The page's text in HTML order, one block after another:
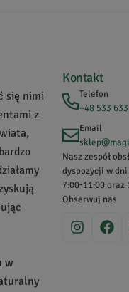
się nimi
z
w
Kontakt
Telefon
+48 533
Email
Nasz zespół
dyspozycji w
7:00-11:00 oraz
Obserwuj nas